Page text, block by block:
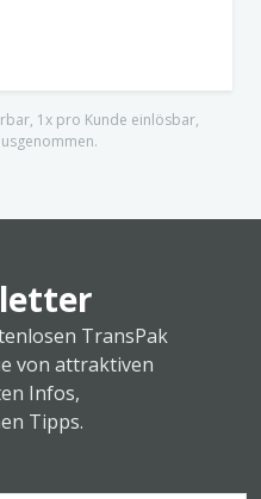
1x pro Kunde einlösbar,
TransPak
von attraktiven
Infos,
Tipps.